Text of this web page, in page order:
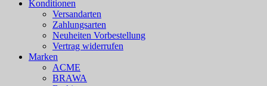
Konditionen
Versandarten
Zahlungsarten
Neuheiten Vorbestellung
Vertrag widerrufen
Marken
ACME
BRAWA